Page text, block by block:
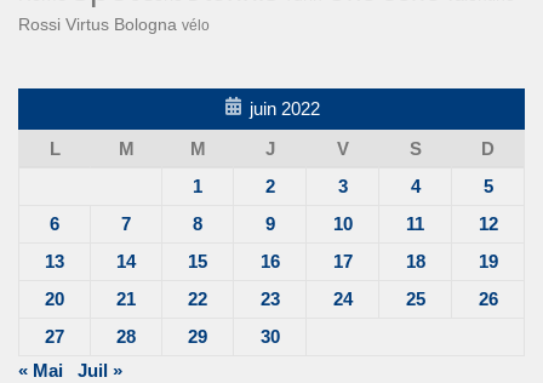
Rossi Virtus Bologna vélo
juin 2022
L
M M J V S
D
1
2 3 4
5
6
7 8 9 10 11
12
13
14 15 16 17 18
19
20
21 22 23 24 25
26
27
28 29
30
« Mai
Juil »